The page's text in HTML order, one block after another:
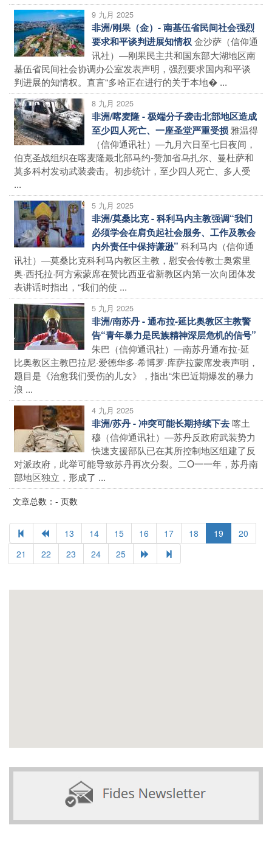
9 九月 2025
非洲/刚果（金）- 南基伍省民间社会强烈
要求和平谈判进展知情权金沙萨（信仰通
讯社）—刚果民主共和国东部大湖地区南
基伍省民间社会协调办公室发表声明，强烈要求国内和平谈
判进展的知情权。直言“多哈正在进行的关于本地� ...
8 九月 2025
非洲/喀麦隆 - 极端分子袭击北部地区造成
至少四人死亡、一座圣堂严重受损 雅温得
（信仰通讯社）—九月六日至七日夜间，
伯克圣战组织在喀麦隆最北部马约-赞加省乌扎尔、曼杜萨和
莫多科村发动武装袭击。初步统计，至少四人死亡、多人受
...
5 九月 2025
非洲/莫桑比克 - 科利马内主教强调“我们
必须学会在肩负起社会服务、工作及教会
内外责任中保持谦逊” 科利马内（信仰通
讯社）—莫桑比克科利马内教区主教，慰安会传教士奥索里
奥·西托拉·阿方索蒙席在赞比西亚省新教区内第一次向团体发
表讲话时指出，“我们的使 ...
5 九月 2025
非洲/南苏丹 - 通布拉-延比奥教区主教警
告“青年暴力是民族精神深层危机的信号”
朱巴（信仰通讯社）—南苏丹通布拉-延
比奥教区主教巴拉尼·爱德华多·希博罗·库萨拉蒙席发表声明，
题目是《治愈我们受伤的儿女》，指出“朱巴近期爆发的暴力
浪 ...
4 九月 2025
非洲/苏丹 - 冲突可能长期持续下去喀土
穆（信仰通讯社）—苏丹反政府武装势力
快速支援部队已在其所控制地区组建了反
对派政府，此举可能导致苏丹再次分裂。二O一一年，苏丹南
部地区独立，形成了 ...
文章总数：- 页数
13 14 15 16 17 18 19
20
21
22 23 24 25